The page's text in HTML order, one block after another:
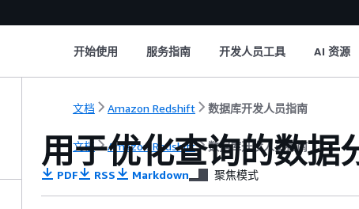
开始使用 服务指南 开发人员工具 AI 资源
文档 Amazon Redshift 数据库开发人员指南
文档 Amazon Redshift 数据库开发人员指南
用于优化查询的数据
PDF RSS Markdown 聚焦模式